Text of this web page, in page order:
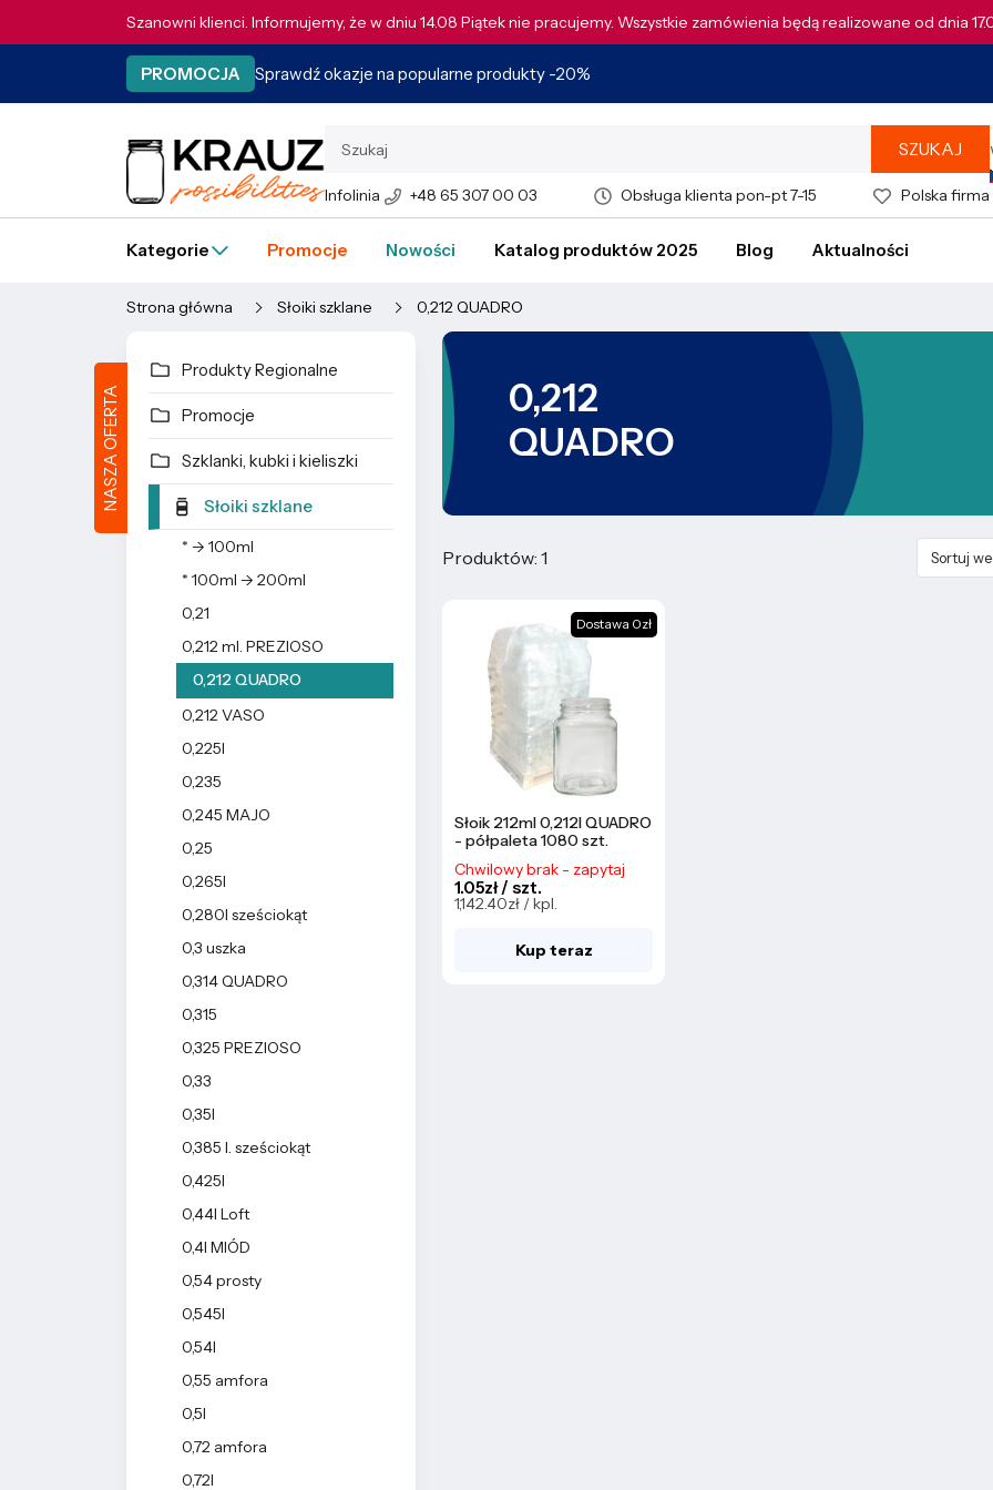
Szanowni klienci. Informujemy, że w dniu 14.08 Piątek nie pracujemy. Wszystkie zamówienia będą realizowane od dnia
PROMOCJA Sprawdź okazje na popularne produkty -20%
SZUKAJ
Infolinia +48 65 307 00 03 Obsługa klienta pon-pt 7-15 Polska firma
Kategorie Promocje Nowości Katalog produktów 2025 Blog Aktualności
Strona główna Słoiki szklane 0,212 QUADRO
NASZA OFERTA
Produkty Regionalne
Promocje
Szklanki, kubki i kieliszki
Słoiki szklane
* -> 100ml
* 100ml -> 200ml
0,21
0,212 ml. PREZIOSO
0,212 QUADRO
0,212 VASO
0,225l
0,235
0,245 MAJO
0,25
0,265l
0,280l sześciokąt
0,3 uszka
0,314 QUADRO
0,315
0,325 PREZIOSO
0,33
0,35l
0,385 l. sześciokąt
0,425l
0,44l Loft
0,4l MIÓD
0,54 prosty
0,545l
0,54l
0,55 amfora
0,5l
0,72 amfora
0,72l
0,212
QUADRO
Produktów: 1 Sortuj
Dostawa 0zł
Słoik 212ml 0,212l QUADRO
- półpaleta 1080 szt.
Chwilowy brak - zapytaj
1.05zł / szt.
1,142.40zł / kpl.
Kup teraz